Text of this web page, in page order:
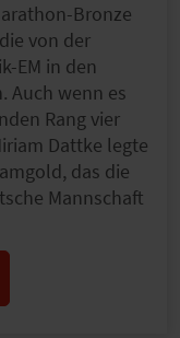
Bronze
von der
EM in den
Auch wenn es
Rang vier
Dattke legte
das die
Mannschaft